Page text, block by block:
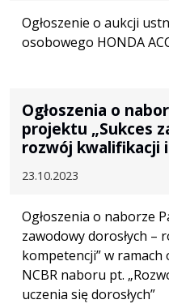
Ogłoszenie o aukcji
osobowego HONDA
Ogłoszenia o
projektu „Sukces
rozwój kwalifikacji
23.10.2023
Ogłoszenia o naborze
zawodowy dorosłych –
kompetencji” w
NCBR naboru pt.
uczenia się dorosłych”